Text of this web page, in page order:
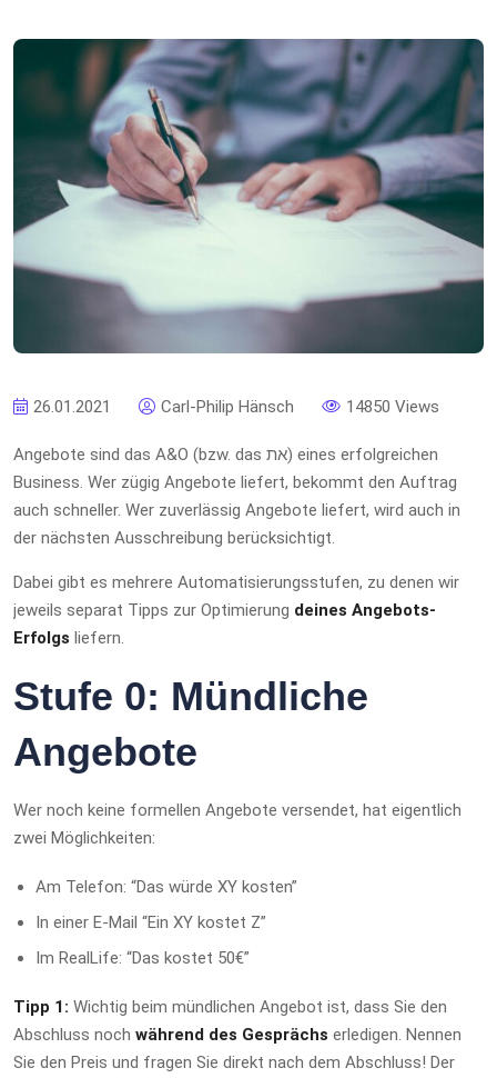
26.01.2021 Carl-Philip Hänsch 14850 Views
Angebote sind das A&O (bzw. das את) eines erfolgreichen
Business. Wer zügig Angebote liefert, bekommt den Auftrag
auch schneller. Wer zuverlässig Angebote liefert, wird auch in
der nächsten Ausschreibung berücksichtigt.
Dabei gibt es mehrere Automatisierungsstufen, zu denen wir
jeweils separat Tipps zur Optimierung deines Angebots-
Erfolgs liefern.
Stufe 0: Mündliche
Angebote
Wer noch keine formellen Angebote versendet, hat eigentlich
zwei Möglichkeiten:
Am Telefon: “Das würde XY kosten”
In einer E-Mail “Ein XY kostet Z”
Im RealLife: “Das kostet 50€”
Tipp 1: Wichtig beim mündlichen Angebot ist, dass Sie den
Abschluss noch während des Gesprächs erledigen. Nennen
Sie den Preis und fragen Sie direkt nach dem Abschluss! Der